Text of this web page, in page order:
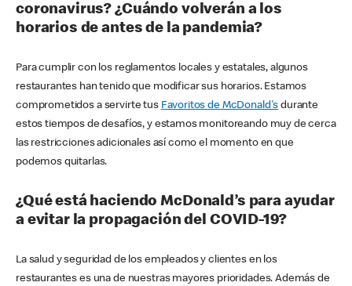
coronavirus? ¿Cuándo volverán a los
horarios de antes de la pandemia?
Para cumplir con los reglamentos locales y estatales, algunos
restaurantes han tenido que modificar sus horarios. Estamos
comprometidos a servirte tus Favoritos de McDonald's durante
estos tiempos de desafíos, y estamos monitoreando muy de cerca
las restricciones adicionales así como el momento en que
podemos quitarlas.
¿Qué está haciendo McDonald’s para ayudar
a evitar la propagación del COVID-19?
La salud y seguridad de los empleados y clientes en los
restaurantes es una de nuestras mayores prioridades. Además de